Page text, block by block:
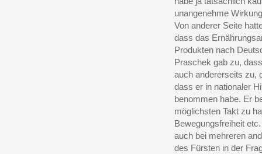
unangenehme
Von anderer Seite
dass das
Produkten nach
Praschek gab zu,
auch andererseits zu,
dass er in nationaler
benommen habe. Er
möglichsten Takt zu
Bewegungsfreiheit
auch bei mehreren
des Fürsten in der